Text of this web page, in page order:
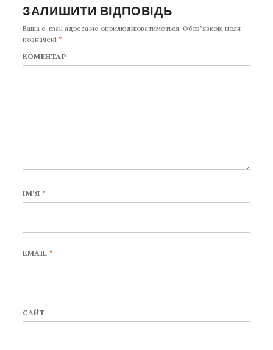
ЗАЛИШИТИ ВІДПОВІДЬ
Ваша e-mail адреса не оприлюднюватиметься. Обов’язкові поля
позначені*
КОМЕНТАР
ІМ'Я *
EMAIL*
САЙТ